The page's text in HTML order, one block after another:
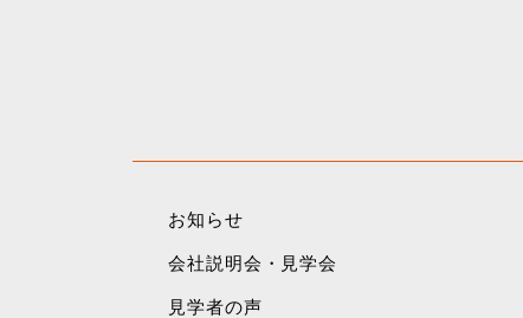
お知らせ
会社説明会・見学会
見学者の声